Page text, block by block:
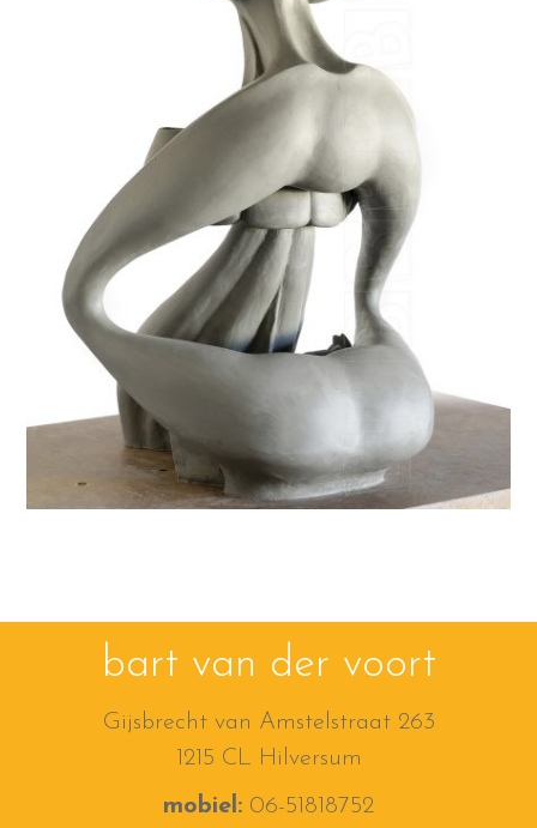
bart van der voort
Gijsbrecht van Amstelstraat 263
1215 CL Hilversum
mobiel: 06-51818752